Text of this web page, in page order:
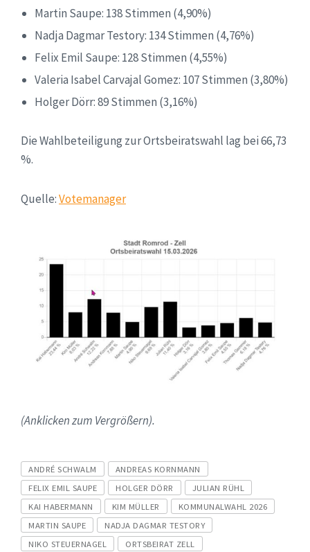
Martin Saupe: 138 Stimmen (4,90%)
Nadja Dagmar Testory: 134 Stimmen (4,76%)
Felix Emil Saupe: 128 Stimmen (4,55%)
Valeria Isabel Carvajal Gomez: 107 Stimmen (3,80%)
Holger Dörr: 89 Stimmen (3,16%)
Die Wahlbeteiligung zur Ortsbeiratswahl lag bei 66,73
%.
Quelle:Votemanager
(Anklicken zum Vergrößern).
Tags
ANDRÉ SCHWALM
ANDREAS KORNMANN
FELIX EMIL SAUPE
HOLGER DÖRR
JULIAN RÜHL
KAI HABERMANN
KIM MÜLLER
KOMMUNALWAHL 2026
MARTIN SAUPE
NADJA DAGMAR TESTORY
NIKO STEUERNAGEL
ORTSBEIRAT ZELL